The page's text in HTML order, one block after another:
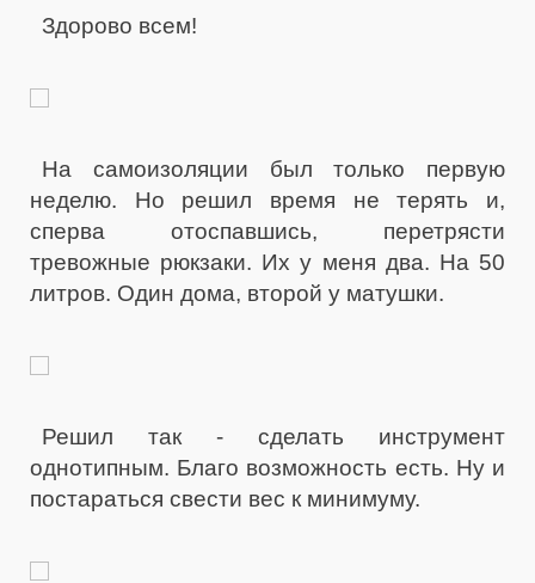
Здорово всем!
На самоизоляции был только первую
неделю. Но решил время не терять и,
сперва отоспавшись, перетрясти
тревожные рюкзаки. Их у меня два. На 50
литров. Один дома, второй у матушки.
Решил так - сделать инструмент
однотипным. Благо возможность есть. Ну и
постараться свести вес к минимуму.